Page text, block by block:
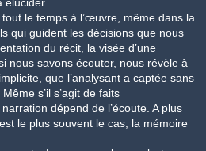
le temps à l’œuvre, même dans la
qui guident les décisions que nous
du récit, la visée d’une
nous savons écouter, nous révèle à
que l’analysant a captée sans
s’il s’agit de faits
dépend de l’écoute. A plus
le plus souvent le cas, la mémoire